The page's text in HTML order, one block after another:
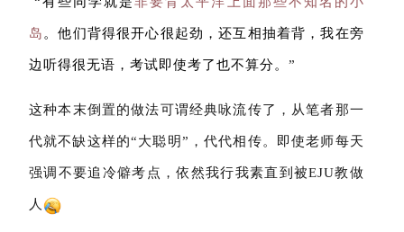
岛 。他们背得很开心很起劲，还互相抽着背，我在旁
边听得很无语，考试即使考了也不算分。 ”
这种本末倒置的做法可谓经典咏流传了，从笔者那一
代就不缺这样的“大聪明”，代代相传。即使老师每天
强调不要追冷僻考点，依然我行我素直到被EJU教做
人